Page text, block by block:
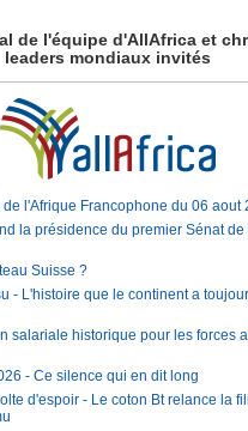
de l'équipe d'AllAfrica et
leaders mondiaux invités
de l'Afrique Francophone du 06 aout
la présidence du premier Sénat de
Suisse ?
- L'histoire que le continent a
salariale historique pour les forces
- Ce silence qui en dit long
d'espoir - Le coton Bt relance la